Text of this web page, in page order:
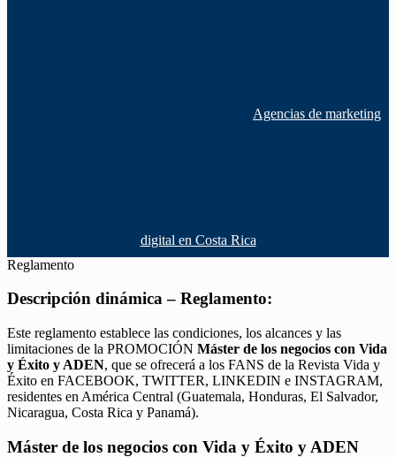
Agencias de marketing
digital en Costa Rica
Reglamento
Descripción dinámica – Reglamento:
Este reglamento establece las condiciones, los alcances y las
limitaciones de la PROMOCIÓN Máster de los negocios con Vida
y Éxito y ADEN, que se ofrecerá a los FANS de la Revista Vida y
Éxito en FACEBOOK, TWITTER, LINKEDIN e INSTAGRAM,
residentes en América Central (Guatemala, Honduras, El Salvador,
Nicaragua, Costa Rica y Panamá).
Máster de los negocios con Vida y Éxito y ADEN